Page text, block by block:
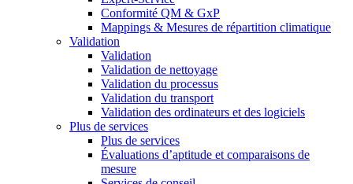
Conformité QM & GxP
Mappings & Mesures de répartition climatique
Validation
Validation
Validation de nettoyage
Validation du processus
Validation du transport
Validation des ordinateurs et des logiciels
Plus de services
Plus de services
Évaluations d’aptitude et comparaisons de
mesure